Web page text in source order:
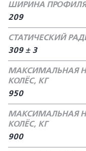
ШИРИНА
209
СТАТИЧЕСКИЙ
309 ± 3
МАКСИМАЛЬНАЯ
КОЛЁС, КГ
950
МАКСИМАЛЬНАЯ
КОЛЁС, КГ
900